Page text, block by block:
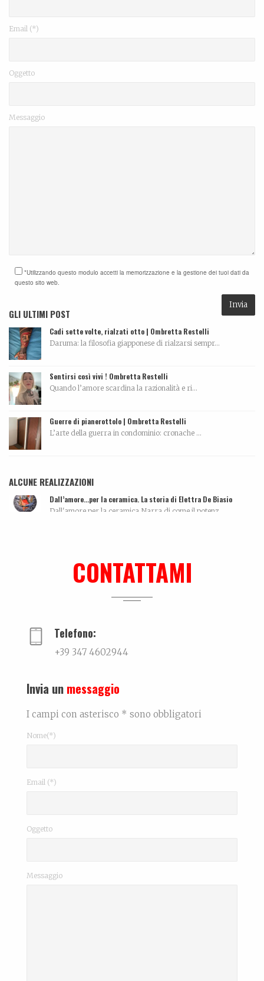
Email (*)
Oggetto
Messaggio
*Utilizzando questo modulo accetti la memorizzazione e la gestione dei tuoi dati da
questo sito web.
GLI ULTIMI POST
Cadi sette volte, rialzati otto | Ombretta Restelli
Daruma: la filosofia giapponese di rialzarsi sempr...
Sentirsi così vivi ! Ombretta Restelli
Quando l’amore scardina la razionalità e ri...
Guerre di pianerottolo | Ombretta Restelli
L’arte della guerra in condominio: cronache ...
ALCUNE REALIZZAZIONI
Dall’amore…per la ceramica. La storia di Elettra De Biasio
Dall'amore per la ceramica.Narra di come il potenz...
Articolo tratto da Corriere di Rimini del 10 maggi...
CONTATTAMI
Telefono:
+39 347 4602944
Invia un messaggio
I campi con asterisco * sono obbligatori
Nome(*)
Email (*)
Oggetto
Messaggio